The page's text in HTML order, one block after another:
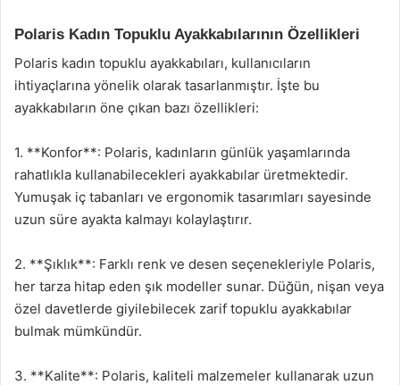
Polaris Kadın Topuklu Ayakkabılarının Özellikleri
Polaris kadın topuklu ayakkabıları, kullanıcıların
ihtiyaçlarına yönelik olarak tasarlanmıştır. İşte bu
ayakkabıların öne çıkan bazı özellikleri:
1. **Konfor**: Polaris, kadınların günlük yaşamlarında
rahatlıkla kullanabilecekleri ayakkabılar üretmektedir.
Yumuşak iç tabanları ve ergonomik tasarımları sayesinde
uzun süre ayakta kalmayı kolaylaştırır.
2. **Şıklık**: Farklı renk ve desen seçenekleriyle Polaris,
her tarza hitap eden şık modeller sunar. Düğün, nişan veya
özel davetlerde giyilebilecek zarif topuklu ayakkabılar
bulmak mümkündür.
3. **Kalite**: Polaris, kaliteli malzemeler kullanarak uzun